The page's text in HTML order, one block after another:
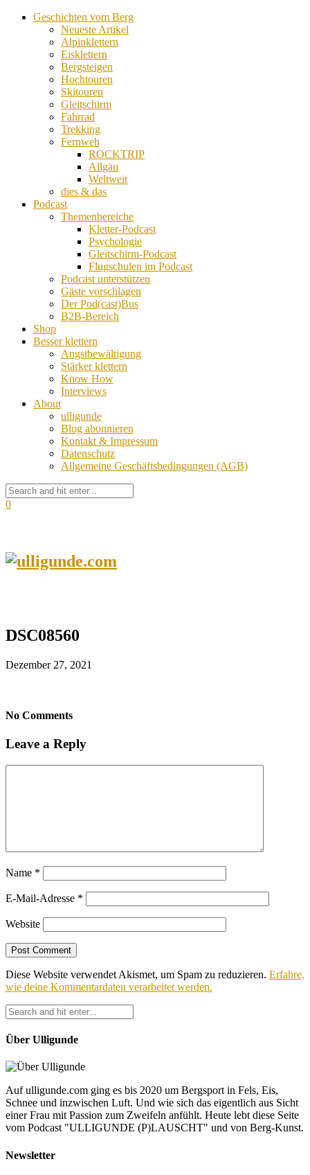
Geschichten vom Berg
Neueste Artikel
Alpinklettern
Eisklettern
Bergsteigen
Hochtouren
Skitouren
Gleitschirm
Fahrrad
Trekking
Fernweh
ROCKTRIP
Allgäu
Weltweit
dies & das
Podcast
Themenbereiche
Kletter-Podcast
Psychologie
Gleitschirm-Podcast
Flugschulen im Podcast
Podcast unterstützen
Gäste vorschlagen
Der Pod(cast)Bus
B2B-Bereich
Shop
Besser klettern
Angstbewältigung
Stärker klettern
Know How
Interviews
About
ulligunde
Blog abonnieren
Kontakt & Impressum
Datenschutz
Allgemeine Geschäftsbedingungen (AGB)
0
DSC08560
Dezember 27, 2021
No Comments
Leave a Reply
Name *
E-Mail-Adresse *
Website
Diese Website verwendet Akismet, um Spam zu reduzieren. Erfahre,
wie deine Kommentardaten verarbeitet werden.
Über Ulligunde
Auf ulligunde.com ging es bis 2020 um Bergsport in Fels, Eis,
Schnee und inzwischen Luft. Und wie sich das eigentlich aus Sicht
einer Frau mit Passion zum Zweifeln anfühlt. Heute lebt diese Seite
vom Podcast "ULLIGUNDE (P)LAUSCHT" und von Berg-Kunst.
Newsletter